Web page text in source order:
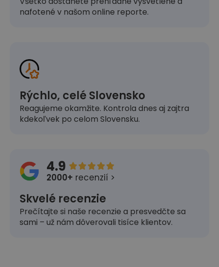
nafotené v našom online reporte.
Rýchlo, celé Slovensko
Reagujeme okamžite. Kontrola dnes aj zajtra
kdekoľvek po celom Slovensku.
4.9 
2000+ recenzií >
Skvelé recenzie
Prečítajte si naše recenzie a presvedčte sa
sami – už nám dôverovali tisíce klientov.